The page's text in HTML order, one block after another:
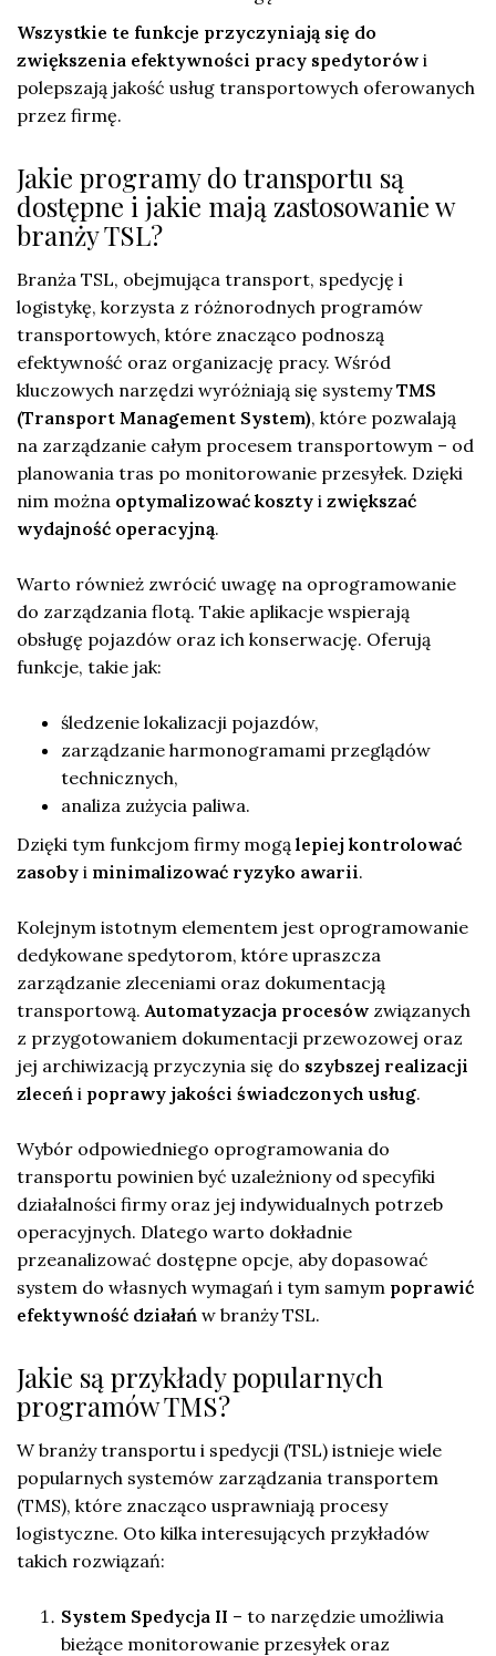
Wszystkie te funkcje przyczyniają się do
zwiększenia efektywności pracy spedytorów i
polepszają jakość usług transportowych oferowanych
przez firmę.
Jakie programy do transportu są
dostępne i jakie mają zastosowanie w
branży TSL?
Branża TSL, obejmująca transport, spedycję i
logistykę, korzysta z różnorodnych programów
transportowych, które znacząco podnoszą
efektywność oraz organizację pracy. Wśród
kluczowych narzędzi wyróżniają się systemyTMS
(Transport Management System), które pozwalają
na zarządzanie całym procesem transportowym – od
planowania tras po monitorowanie przesyłek. Dzięki
nim można optymalizować koszty i zwiększać
wydajność operacyjną.
Warto również zwrócić uwagę na oprogramowanie
do zarządzania flotą. Takie aplikacje wspierają
obsługę pojazdów oraz ich konserwację. Oferują
funkcje, takie jak:
śledzenie lokalizacji pojazdów,
zarządzanie harmonogramami przeglądów
technicznych,
analiza zużycia paliwa.
Dzięki tym funkcjom firmy mogą lepiej kontrolować
zasoby i minimalizować ryzyko awarii.
Kolejnym istotnym elementem jest oprogramowanie
dedykowane spedytorom, które upraszcza
zarządzanie zleceniami oraz dokumentacją
transportową. Automatyzacja procesów związanych
z przygotowaniem dokumentacji przewozowej oraz
jej archiwizacją przyczynia się do szybszej realizacji
zleceń i poprawy jakości świadczonych usług.
Wybór odpowiedniego oprogramowania do
transportu powinien być uzależniony od specyfiki
działalności firmy oraz jej indywidualnych potrzeb
operacyjnych. Dlatego warto dokładnie
przeanalizować dostępne opcje, aby dopasować
system do własnych wymagań i tym samym poprawić
efektywność działań w branży TSL.
Jakie są przykłady popularnych
programów TMS?
W branży transportu i spedycji (TSL) istnieje wiele
popularnych systemów zarządzania transportem
(TMS), które znacząco usprawniają procesy
logistyczne. Oto kilka interesujących przykładów
takich rozwiązań:
System Spedycja II – to narzędzie umożliwia
bieżące monitorowanie przesyłek oraz